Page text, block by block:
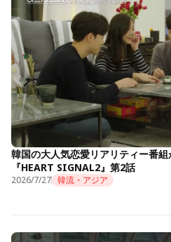
韓国の大人気恋愛リアリティー番
『HEART SIGNAL2』第2話
2026/7/27 韓流・アジア